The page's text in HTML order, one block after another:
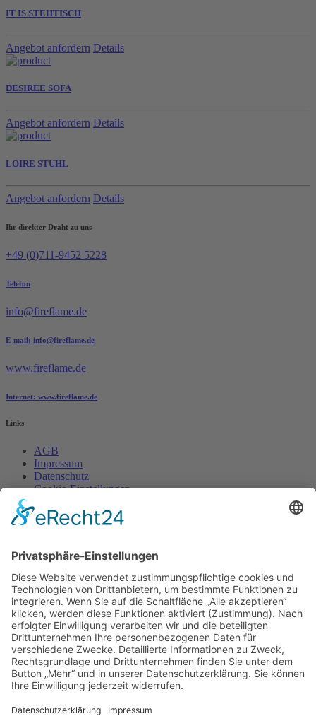
IT IS STEHTISCH
Angebot anfordern Details
DESIREE SOFA
Angebot anfordern Details
LOIRE STUHL
Angebot anfordern Details
Ihr direkter Draht zu uns
+49 (0)711-9452 5228
Telefon
info@fireflame.de
E-mail: info@fireflame.de
www.fireflame.de
Internet: www.fireflame.de
Links
AGB
Impressum
Datenschutz
Cookie-Einstellungen
Friedrich-List-Str. 38
D-70771 LEINFELDEN-ECHTERDINGEN
Termine nur nach Vereinbarung!
fireflame - einrichtung und design. © Copyright - 2018|Alle
Rechte vorbehalten